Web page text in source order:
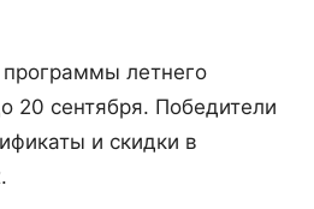
летнего
20 сентября. Победители
и скидки в